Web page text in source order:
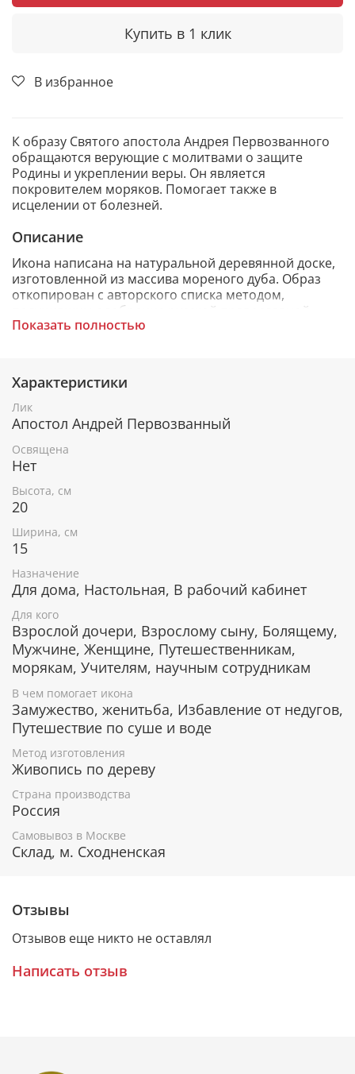
Купить в 1 клик
В избранное
К образу Святого апостола Андрея Первозванного
обращаются верующие с молитвами о защите
Родины и укреплении веры. Он является
покровителем моряков. Помогает также в
исцелении от болезней.
Описание
Икона написана на натуральной деревянной доске,
изготовленной из массива мореного дуба. Образ
откопирован с авторского списка методом,
получившим одобрение русской православной
церкви.
При окончательном оформлении образа
использовались специальные фронтажные грунты,
выравнивающие лаки и темперные краски. Венец и
поля иконы вручную украшены рельефным
орнаментом и натуральным жемчугом или
полудрагоценными камнями.
Андрей Первозванный
Обращение в христианскую веру.
Защита Отечества от врагов.
Покровитель моряков, морского флота.
Покровитель учителей иностранных языков и
переводчиков.
Счастливое замужество.
Исцеление от физических недугов.
Гарантия подлинности
К каждому живописному образу прикладывается
номерное свидетельство, в котором подробно
расписана вся информация об иконе:
Имя художника,
Материалы, из которых она изготовлена,
Гарантия соответствия канонам Православной
Церкви.
Подарочная упаковка
шкатулке из натурального дерева с откидной
Показать полностью
Характеристики
Лик
Апостол Андрей Первозванный
Освящена
Нет
Высота, см
20
Ширина, см
15
Назначение
Для дома, Настольная, В рабочий кабинет
Для кого
Взрослой дочери, Взрослому сыну, Болящему,
Мужчине, Женщине, Путешественникам,
морякам, Учителям, научным сотрудникам
В чем помогает икона
Замужество, женитьба, Избавление от недугов,
Путешествие по суше и воде
Метод изготовления
Живопись по дереву
Страна производства
Россия
Самовывоз в Москве
Склад, м. Сходненская
Отзывы
Отзывов еще никто не оставлял
Написать отзыв